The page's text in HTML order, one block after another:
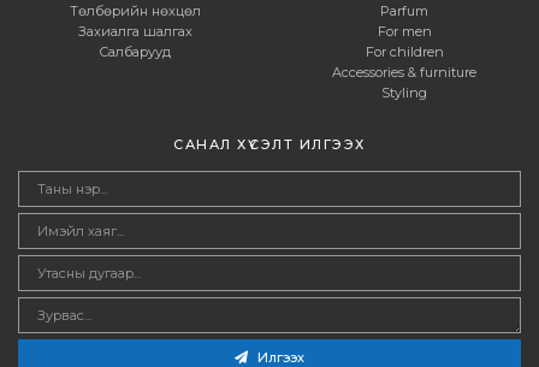
Төлбөрийн нөхцөл
Захиалга шалгах
Салбарууд
Parfum
For men
For children
Accessories & furniture
Styling
САНАЛ ХҮСЭЛТ ИЛГЭЭХ
Илгээх